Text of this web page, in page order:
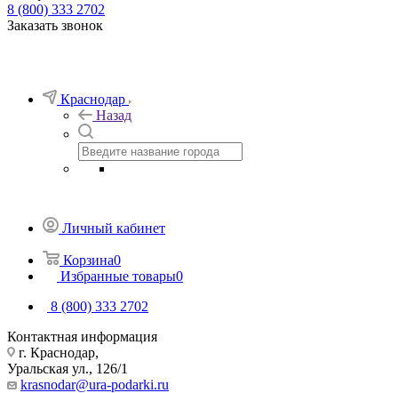
8 (800) 333 2702
Заказать звонок
Краснодар
Назад
Личный кабинет
Корзина0
Избранные товары0
8 (800) 333 2702
Контактная информация
г. Краснодар,
Уральская ул., 126/1
krasnodar@ura-podarki.ru